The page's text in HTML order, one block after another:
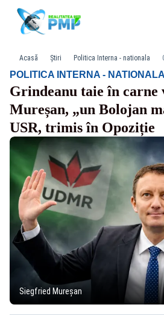
Acasă Știri Politica Interna - nationala
POLITICA INTERNA - NATIONALA
Grindeanu taie în carne
Mureșan, „un Bolojan
USR, trimis în Opoziție
Siegfried Mureșan